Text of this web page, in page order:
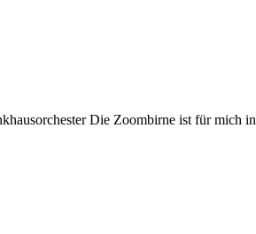
Die Zoombirne ist für mich